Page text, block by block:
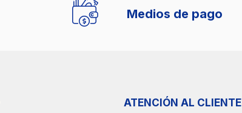
Medios de pago
ATENCIÓN AL CLIENTE